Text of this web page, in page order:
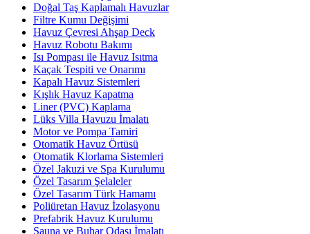
Doğal Taş Kaplamalı Havuzlar
Filtre Kumu Değişimi
Havuz Çevresi Ahşap Deck
Havuz Robotu Bakımı
Isı Pompası ile Havuz Isıtma
Kaçak Tespiti ve Onarımı
Kapalı Havuz Sistemleri
Kışlık Havuz Kapatma
Liner (PVC) Kaplama
Lüks Villa Havuzu İmalatı
Motor ve Pompa Tamiri
Otomatik Havuz Örtüsü
Otomatik Klorlama Sistemleri
Özel Jakuzi ve Spa Kurulumu
Özel Tasarım Şelaleler
Özel Tasarım Türk Hamamı
Poliüretan Havuz İzolasyonu
Prefabrik Havuz Kurulumu
Sauna ve Buhar Odası İmalatı